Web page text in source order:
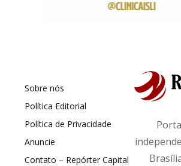
Sobre nós
Política Editorial
Política de Privacidade
Anuncie
Contato – Repórter Capital